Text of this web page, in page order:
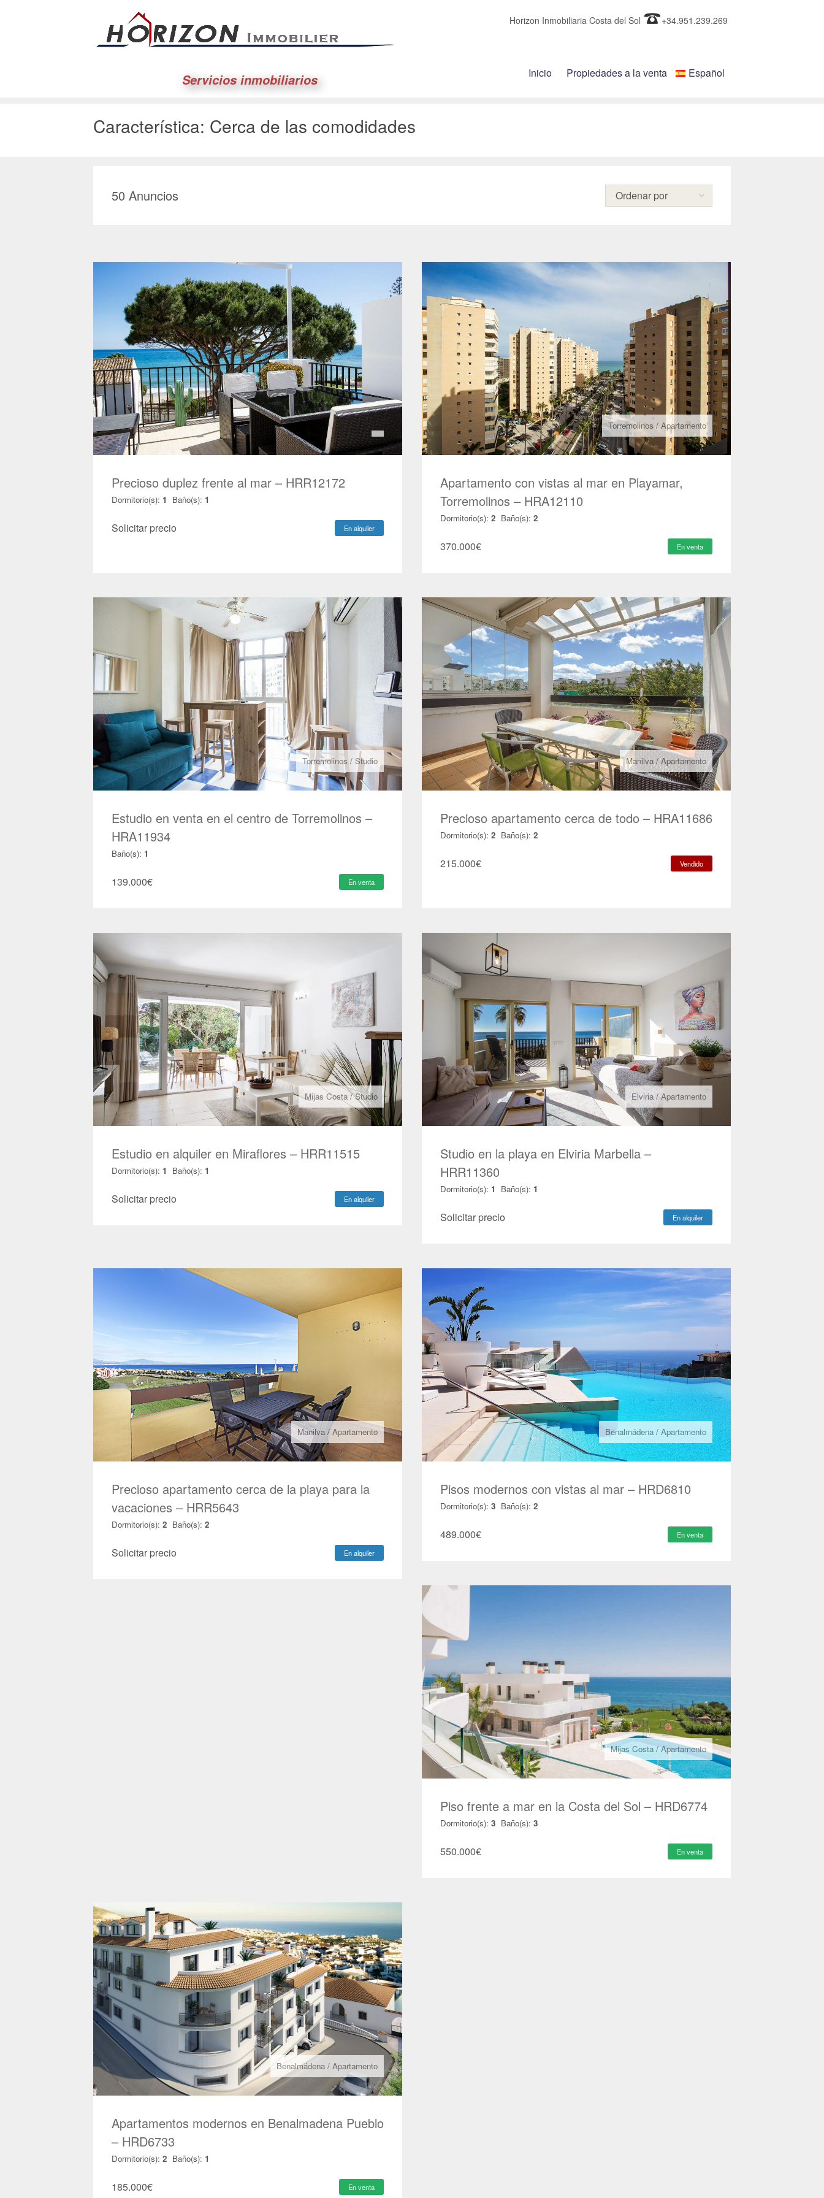
Servicios inmobiliarios Inicio Propiedades a la venta Español
Horizon Inmobiliaria Costa del Sol +34.951.239.269
Característica: Cerca de las comodidades
50 Anuncios
Precioso duplez frente al mar – HRR12172
Dormitorio(s): 1 Baño(s): 1
Solicitar precio En alquiler
Torremolinos / Apartamento
Apartamento con vistas al mar en Playamar,
Torremolinos – HRA12110
Dormitorio(s): 2 Baño(s): 2
370.000€ En venta
Torremolinos / Studio
Estudio en venta en el centro de Torremolinos –
HRA11934
Baño(s): 1
139.000€ En venta
Manilva/Apartamento
Precioso apartamento cerca de todo – HRA11686
Dormitorio(s): 2 Baño(s): 2
215.000€ Vendido
Mijas Costa/Studio
Estudio en alquiler en Miraflores – HRR11515
Dormitorio(s): 1 Baño(s): 1
Solicitar precio En alquiler
Elviria/Apartamento
Studio en la playa en Elviria Marbella –
HRR11360
Dormitorio(s): 1 Baño(s): 1
Solicitar precio En alquiler
Manilva/Apartamento
Precioso apartamento cerca de la playa para la
vacaciones – HRR5643
Dormitorio(s): 2 Baño(s): 2
Solicitar precio En alquiler
Benalmádena / Apartamento
Pisos modernos con vistas al mar – HRD6810
Dormitorio(s): 3 Baño(s): 2
489.000€ En venta
Mijas Costa/ Apartamento
Piso frente a mar en la Costa del Sol – HRD6774
Dormitorio(s): 3 Baño(s): 3
550.000€ En venta
Benalmádena / Apartamento
Apartamentos modernos en Benalmadena Pueblo
– HRD6733
Dormitorio(s): 2 Baño(s): 1
185.000€ En venta